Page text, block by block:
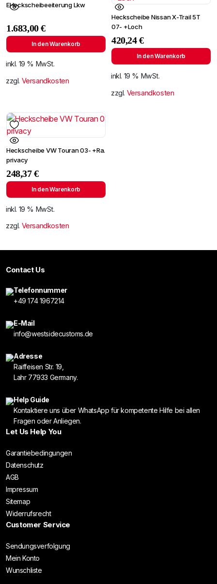
EHeckscheibeeiterung Lkw
1.683,00€
In den Warenkorb
inkl. 19 % MwSt.
zzgl. Versandkosten
Heckscheibe Nissan X-Trail 5T
07- +Loch
420,24€
In den Warenkorb
inkl. 19 % MwSt.
zzgl. Versandkosten
Heckscheibe VW Touran 03- +Ra.
privacy
248,37€
In den Warenkorb
inkl. 19 % MwSt.
zzgl. Versandkosten
Contact Us
Telefonnummer
+49 174 1967214
E-Mail
info@westsidecustoms.de
Adresse
Raiffeisen Str. 19,
Lahr 77933 Germany.
Help Guide
Kontaktiere uns über WhatsApp für kompetente Hilfe bei allen
Fragen oder Anliegen.
Let Us Help You
Garantiebedingungen
Datenschutz
AGB
Impressum
Sitemap
Widerrufsrecht
Customer Service
Sendungsverfolgung
Mein Konto
Wunschliste